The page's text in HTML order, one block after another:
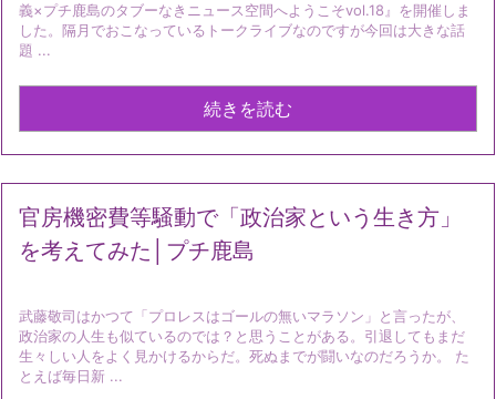
義×プチ鹿島のタブーなきニュース空間へようこそvol.18』を開催しま
した。隔月でおこなっているトークライブなのですが今回は大きな話
題 ...
続きを読む
官房機密費等騒動で「政治家という生き方」
を考えてみた│プチ鹿島
武藤敬司はかつて「プロレスはゴールの無いマラソン」と言ったが、
政治家の人生も似ているのでは？と思うことがある。引退してもまだ
生々しい人をよく見かけるからだ。死ぬまでが闘いなのだろうか。 た
とえば毎日新 ...